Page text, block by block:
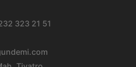
323 21 51